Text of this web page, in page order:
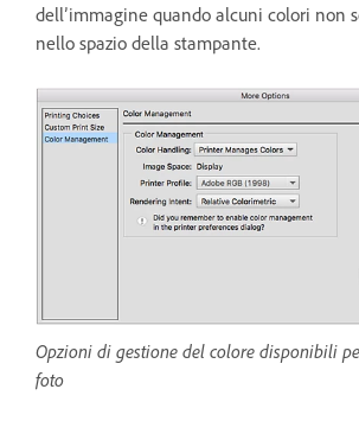
dell’immagine quando alcuni colori non
nello spazio della stampante.
Opzioni di gestione del colore disponibili
foto